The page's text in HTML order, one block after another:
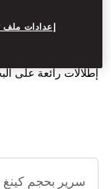
مشروبات المساء
مع التركيز على
إطلالات رائعة على
إعدادات ملف